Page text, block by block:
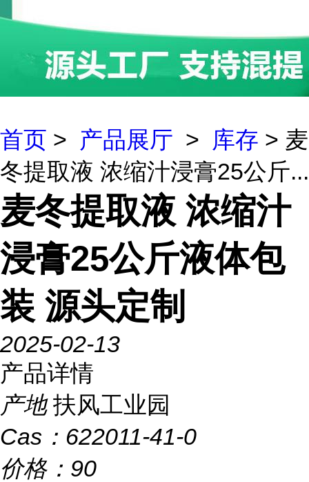
首页 > 产品展厅 > 库存 > 麦
冬提取液 浓缩汁浸膏25公斤...
麦冬提取液 浓缩汁
浸膏25公斤液体包
装 源头定制
2025-02-13
产品详情
产地 扶风工业园
Cas： 622011-41-0
价格： 90